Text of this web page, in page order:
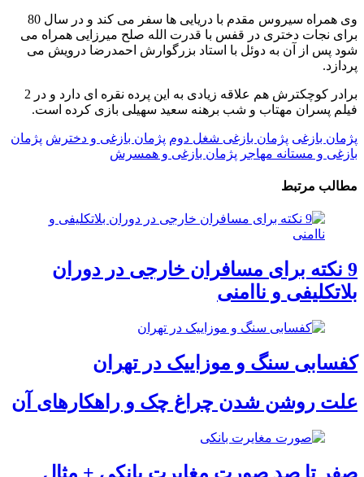
وی همراه سیروس مقدم با دریایی ها سفر می کند و در سال 80
برای نجات دختری در قفس با قدرت الله صلح میرزایی همراه می
شود پس از آن به دوئل با استاد بزرگوارش احمدرضا درویش می
پردازد.
برادر کوچکترش هم علاقه زیادی به این پرده نقره ای دارد و در 2
فیلم پسران مهتاب و شب برهنه سعید سهیلی بازی کرده است.
پژمان بازغی پژمان بازغی شغل دوم پژمان بازغی و دخترش پژمان
بازغی و مستانه مهاجر پژمان بازغی و همسرش
مطالب مرتبط
9 نکته برای مسافران خارجی در دوران
بلاتکلیفی و ناامنی
کفسابی سنگ و موزاییک در تهران
علت روشن شدن چراغ چک و راهکارهای آن
صفر تا صد صورت مغایرت بانکی + مثال